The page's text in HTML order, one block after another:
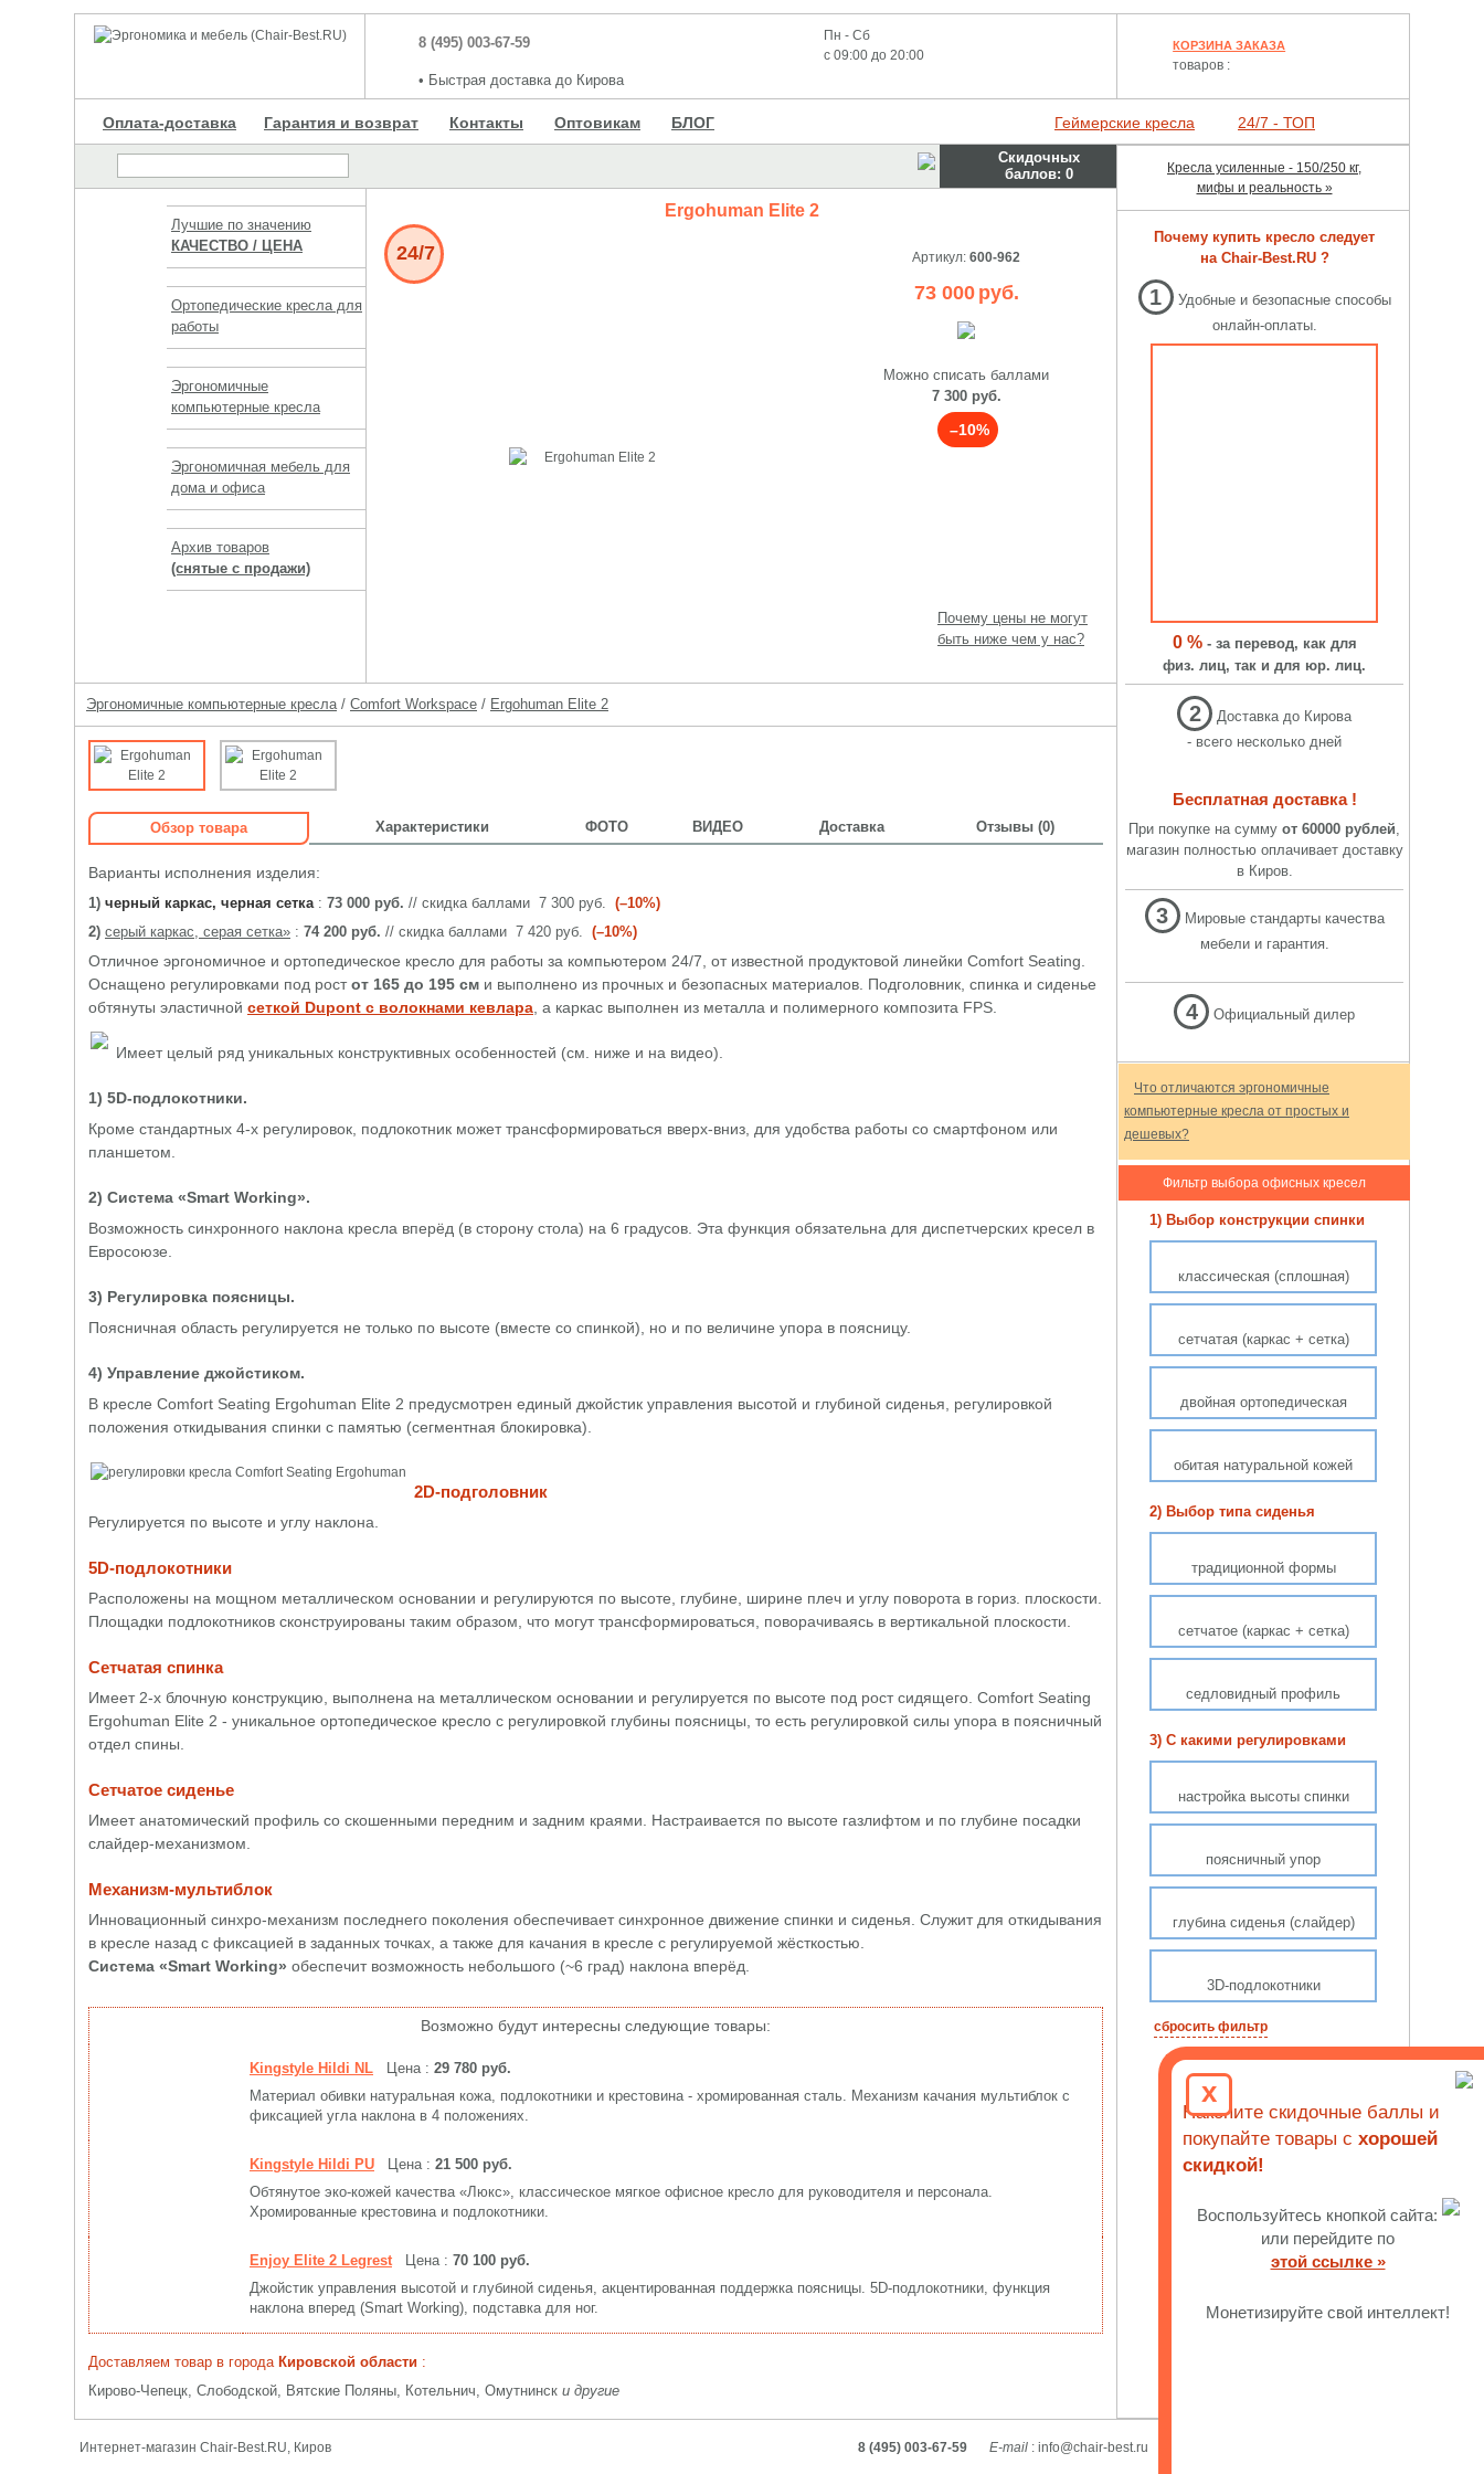
8 (495) 003-67-59
• Быстрая доставка до Кирова
Пн - Сб
с 09:00 до 20:00
КОРЗИНА ЗАКАЗА
товаров :
Оплата-доставка Гарантия и возврат Контакты Оптовикам БЛОГ Геймерские кресла 24/7 - ТОП
Скидочных
баллов: 0
Лучшие по значению
КАЧЕСТВО / ЦЕНА
Ортопедические кресла для
работы
Эргономичные
компьютерные кресла
Эргономичная мебель для
дома и офиса
Архив товаров
(снятые с продажи)
Почему цены не могут
быть ниже чем у нас?
Ergohuman Elite 2
24/7 Артикул: 600-962
73 000 руб.
Можно списать баллами
7 300 руб.
–10%
Эргономичные компьютерные кресла / Comfort Workspace / Ergohuman Elite 2
Обзор товара Характеристики ФОТО ВИДЕО Доставка Отзывы (0)
Варианты исполнения изделия:
1) черный каркас, черная сетка: 73 000 руб. // скидка баллами 7 300 руб. (–10%)
2) серый каркас, серая сетка» : 74 200 руб. // скидка баллами 7 420 руб. (–10%)
Отличное эргономичное и ортопедическое кресло для работы за компьютером 24/7, от известной продуктовой линейки Comfort Seating.
Оснащено регулировками под ростот 165 до 195 см и выполнено из прочных и безопасных материалов. Подголовник, спинка и сиденье
обтянуты эластичной сеткой Dupont с волокнами кевлара , а каркас выполнен из металла и полимерного композита FPS.
Имеет целый ряд уникальных конструктивных особенностей (см. ниже и на видео).
1) 5D-подлокотники.
Кроме стандартных 4-х регулировок, подлокотник может трансформироваться вверх-вниз, для удобства работы со смартфоном или
планшетом.
2) Система «Smart Working».
Возможность синхронного наклона кресла вперёд (в сторону стола) на 6 градусов. Эта функция обязательна для диспетчерских кресел в
Евросоюзе.
3) Регулировка поясницы.
Поясничная область регулируется не только по высоте (вместе со спинкой), но и по величине упора в поясницу.
4) Управление джойстиком.
В кресле Comfort Seating Ergohuman Elite 2 предусмотрен единый джойстик управления высотой и глубиной сиденья, регулировкой
положения откидывания спинки с памятью (сегментная блокировка).
2D-подголовник
Регулируется по высоте и углу наклона.
5D-подлокотники
Расположены на мощном металлическом основании и регулируются по высоте, глубине, ширине плеч и углу поворота в гориз. плоскости.
Площадки подлокотников сконструированы таким образом, что могут трансформироваться, поворачиваясь в вертикальной плоскости.
Сетчатая спинка
Имеет 2-х блочную конструкцию, выполнена на металлическом основании и регулируется по высоте под рост сидящего. Comfort Seating
Ergohuman Elite 2 - уникальное ортопедическое кресло с регулировкой глубины поясницы, то есть регулировкой силы упора в поясничный
отдел спины.
Сетчатое сиденье
Имеет анатомический профиль со скошенными передним и задним краями. Настраивается по высоте газлифтом и по глубине посадки
слайдер-механизмом.
Механизм-мультиблок
Инновационный синхро-механизм последнего поколения обеспечивает синхронное движение спинки и сиденья. Служит для откидывания
в кресле назад с фиксацией в заданных точках, а также для качания в кресле с регулируемой жёсткостью.
Система «Smart Working» обеспечит возможность небольшого (~6 град) наклона вперёд.
Возможно будут интересны следующие товары:
Kingstyle Hildi NL Цена : 29 780 руб.
Материал обивки натуральная кожа, подлокотники и крестовина - хромированная сталь. Механизм качания мультиблок с
фиксацией угла наклона в 4 положениях.
Kingstyle Hildi PU Цена : 21 500 руб.
Обтянутое эко-кожей качества «Люкс», классическое мягкое офисное кресло для руководителя и персонала.
Хромированные крестовина и подлокотники.
Enjoy Elite 2 LegrestЦена : 70 100 руб.
Джойстик управления высотой и глубиной сиденья, акцентированная поддержка поясницы. 5D-подлокотники, функция
наклона вперед (Smart Working), подставка для ног.
Доставляем товар в города Кировской области :
Кирово-Чепецк, Слободской, Вятские Поляны, Котельнич, Омутнинск и другие
Кресла усиленные - 150/250 кг,
мифы и реальность »
Почему купить кресло следует
на Chair-Best.RU ?
1
Удобные и безопасные способы
онлайн-оплаты.
0 %- за перевод, как для
физ. лиц, так и для юр. лиц.
2
Доставка до Кирова
- всего несколько дней
Бесплатная доставка !
При покупке на сумму от 60000 рублей,
магазин полностью оплачивает доставку
в Киров.
3
Мировые стандарты качества
мебели и гарантия.
4 Официальный дилер
Что отличаются эргономичные
компьютерные кресла от простых и
дешевых?
Фильтр выбора офисных кресел
1) Выбор конструкции спинки
классическая (сплошная)
сетчатая (каркас + сетка)
двойная ортопедическая
обитая натуральной кожей
2) Выбор типа сиденья
традиционной формы
сетчатое (каркас + сетка)
седловидный профиль
3) С какими регулировками
настройка высоты спинки
поясничный упор
глубина сиденья (слайдер)
3D-подлокотники
сбросить фильтр
Интернет-магазин Chair-Best.RU, Киров 8 (495) 003-67-59 E-mail : info@chair-best.ru
x
Накопите скидочные баллы и
покупайте товары с хорошей
скидкой!
Воспользуйтесь кнопкой сайта:
или перейдите по
этой ссылке »
Монетизируйте свой интеллект!